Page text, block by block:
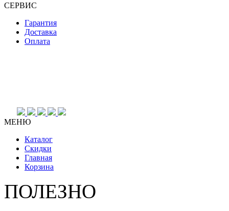
СЕРВИС
Гарантия
Доставка
Оплата
МЕНЮ
Каталог
Скидки
Главная
Корзина
ПОЛЕЗНО